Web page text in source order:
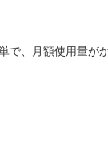
で、月額使用量が